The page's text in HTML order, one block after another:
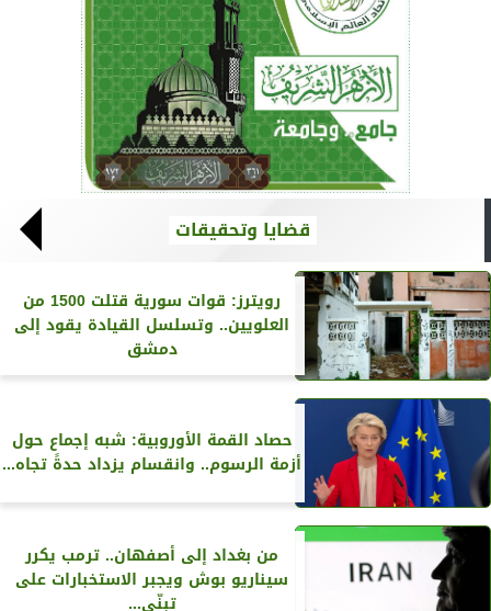
قضايا وتحقيقات
رويترز‏: قوات سورية قتلت 1500 من
العلويين.. وتسلسل القيادة يقود إلى
دمشق
حصاد القمة الأوروبية: شبه إجماع حول
أزمة الرسوم.. وانقسام يزداد حدةً تجاه...
من بغداد إلى أصفهان.. ترمب يكرر
سيناريو بوش ويجبر الاستخبارات على
تبنّي...